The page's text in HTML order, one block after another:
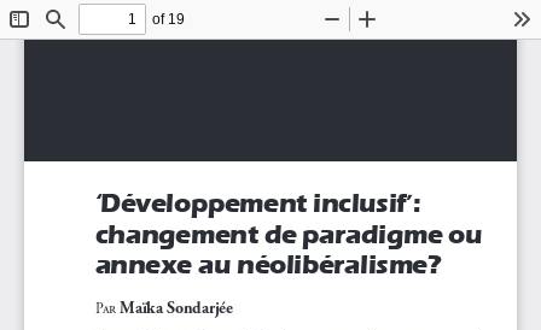
ToggleFind
of 19
Zoom
‘Développement inclusif’:
changement de paradigme ou
annexe au néolibéralisme?
Par Maïka Sondarjée